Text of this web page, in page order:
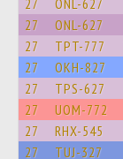
27 ONL-627
27 ONL-627
27 TPT-777
27 OKH-827
27 TPS-627
27 UOM-772
27 RHX-545
27 TUJ-327